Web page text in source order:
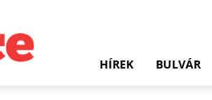
HÍREK BULVÁR